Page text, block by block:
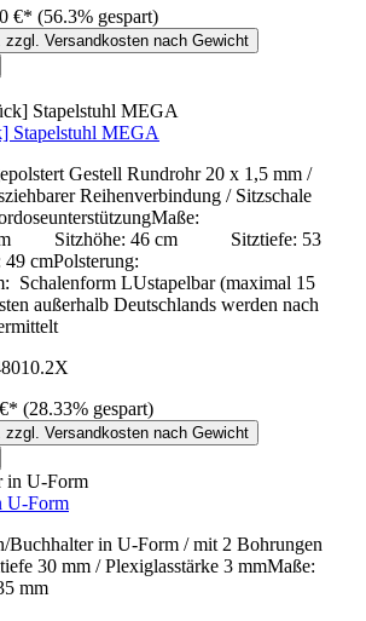
€* (56.3% gespart)
Versandkosten nach Gewicht
Stapelstuhl MEGA
Gestell Rundrohr 20 x 1,5 mm /
Reihenverbindung / Sitzschale
cm Sitzhöhe: 46 cm Sitztiefe: 53
cmPolsterung:
Schalenform LUstapelbar (maximal 15
außerhalb Deutschlands werden nach
(28.33% gespart)
Versandkosten nach Gewicht
U-Form
Buchhalter in U-Form / mit 2 Bohrungen
30 mm / Plexiglasstärke 3 mmMaße:
mm